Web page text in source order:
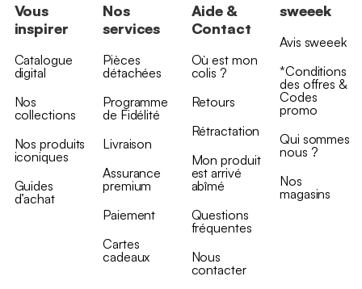
Vous
inspirer
Catalogue
digital
Nos
collections
Nos produits
iconiques
Guides
d’achat
Nos
services
Pièces
détachées
Programme
de Fidélité
Livraison
Assurance
premium
Paiement
Cartes
cadeaux
Aide &
Contact
Où est mon
colis ?
Retours
Rétractation
Mon produit
est arrivé
abîmé
Questions
fréquentes
Nous
contacter
sweeek
Avis sweeek
*Conditions
des offres &
Codes
promo
Qui sommes
nous ?
Nos
magasins